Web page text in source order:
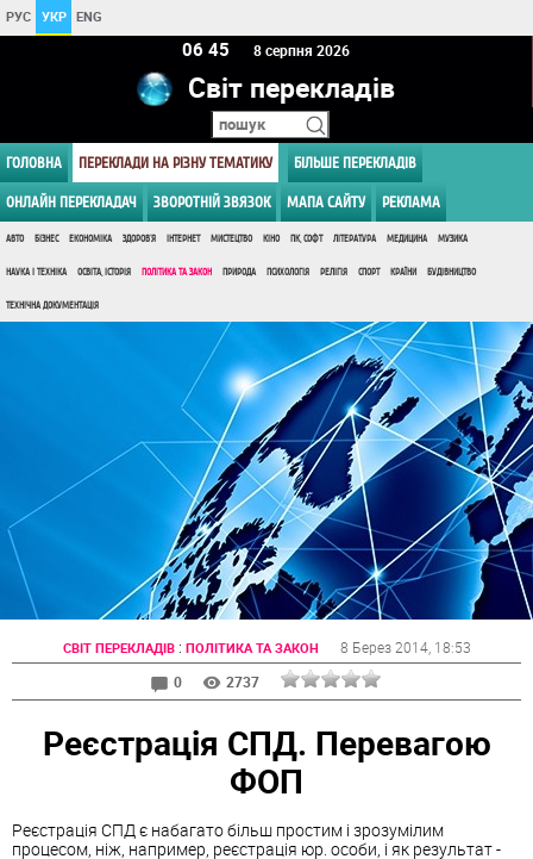
РУС УКР ENG
06:45 8 серпня 2026
Світ перекладів
ГОЛОВНА ПЕРЕКЛАДИ НА РІЗНУ ТЕМАТИКУ БІЛЬШЕ ПЕРЕКЛАДІВ
ОНЛАЙН ПЕРЕКЛАДАЧ ЗВОРОТНІЙ ЗВЯЗОК МАПА САЙТУ РЕКЛАМА
АВТО БІЗНЕС ЕКОНОМІКА ЗДОРОВ'Я ІНТЕРНЕТ МИСТЕЦТВО КІНО ПК, СОФТ ЛІТЕРАТУРА МЕДИЦИНА МУЗИКА
НАУКА І ТЕХНІКА ОСВІТА, ІСТОРІЯ ПОЛІТИКА ТА ЗАКОН ПРИРОДА ПСИХОЛОГІЯ РЕЛІГІЯ СПОРТ КРАЇНИ БУДІВНИЦТВО
ТЕХНІЧНА ДОКУМЕНТАЦІЯ
СВІТ ПЕРЕКЛАДІВ: ПОЛІТИКА ТА ЗАКОН 8 Берез 2014, 18:53
0
2737
Реєстрація СПД. Перевагою
ФОП
Реєстрація СПД є набагато більш простим і зрозумілим
процесом, ніж, например, реєстрація юр. особи, і як результат -